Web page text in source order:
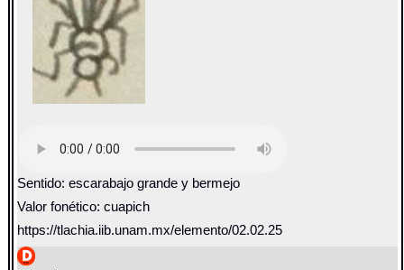
Sentido: escarabajo grande y bermejo
Valor fonético: cuapich
https://tlachia.iib.unam.mx/elemento/02.02.25